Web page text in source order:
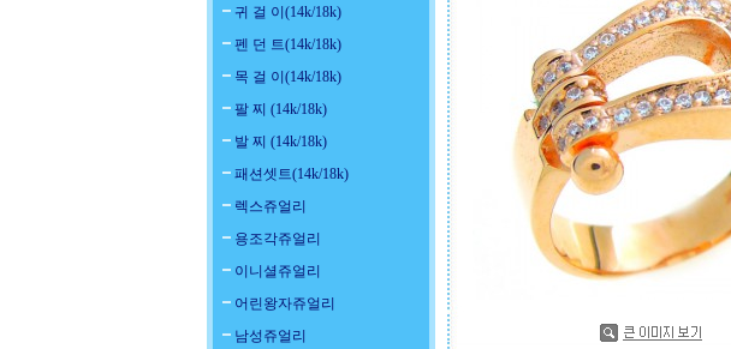
귀 걸 이(14k/18k)
펜 던 트(14k/18k)
목 걸 이(14k/18k)
팔 찌 (14k/18k)
발 찌 (14k/18k)
패션셋트(14k/18k)
렉스쥬얼리
용조각쥬얼리
이니셜쥬얼리
어린왕자쥬얼리
남성쥬얼리